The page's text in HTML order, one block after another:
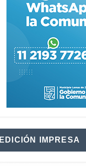
EDICIÓN IMPRESA